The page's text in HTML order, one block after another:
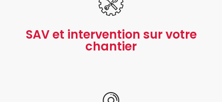
SAV et intervention sur votre
chantier